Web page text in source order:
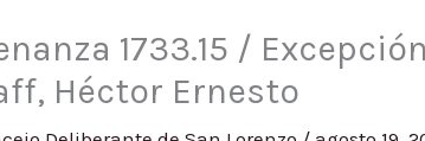
1733.15 /
Héctor Ernesto